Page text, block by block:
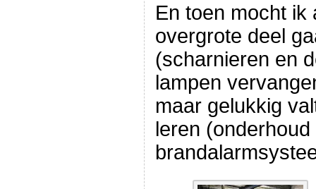
En toen mocht ik
overgrote deel
(scharnieren en
lampen
maar gelukkig
leren